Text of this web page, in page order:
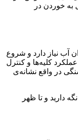
به خوردن در
در طول شبانه‌روز به حدود ۸ لیوان آب نیاز دارد و شروع
کلیه‌ها و کنترل
در واقع نشانه‌ی
دارید و تا ظهر